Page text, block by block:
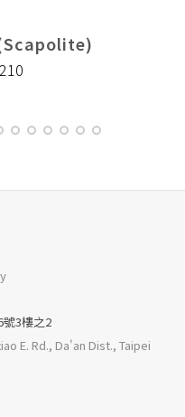
3樓之2
E. Rd., Da'an Dist., Taipei